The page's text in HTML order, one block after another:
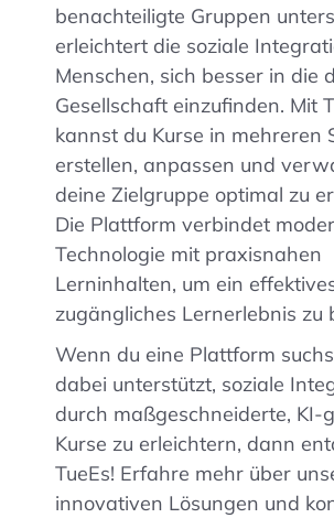
benachteiligte Gruppen
erleichtert die soziale
Menschen, sich besser in die
Gesellschaft einzufinden. Mit
kannst du Kurse in mehreren
erstellen, anpassen und
deine Zielgruppe optimal zu
Die Plattform verbindet
Technologie mit praxisnahen
Lerninhalten, um ein
zugängliches Lernerlebnis zu
Wenn du eine Plattform
dabei unterstützt, soziale
durch maßgeschneiderte, KI-
Kurse zu erleichtern, dann
TueEs! Erfahre mehr über
innovativen Lösungen und